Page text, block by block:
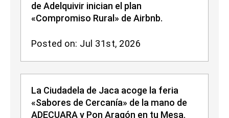
de Adelquivir inician el plan
«Compromiso Rural» de Airbnb.
Posted on: Jul 31st, 2026
La Ciudadela de Jaca acoge la feria
«Sabores de Cercanía» de la mano de
ADECUARA y Pon Aragón en tu Mesa.